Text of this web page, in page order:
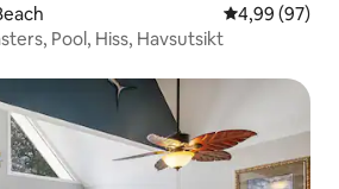
4,99 av 5 i
4,99 (97)
Pool, Hiss, Havsutsikt